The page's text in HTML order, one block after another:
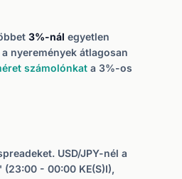
3%-nál egyetlen
nyeremények átlagosan
számolónkat a 3%-os
USD/JPY-nél a
- 00:00 KE(S)I),